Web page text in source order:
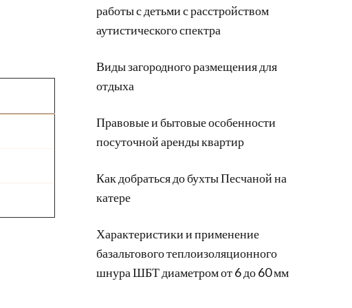
работы с детьми с расстройством
аутистического спектра
Виды загородного размещения для
отдыха
Правовые и бытовые особенности
посуточной аренды квартир
Как добраться до бухты Песчаной на
катере
Характеристики и применение
базальтового теплоизоляционного
шнура ШБТ диаметром от 6 до 60 мм